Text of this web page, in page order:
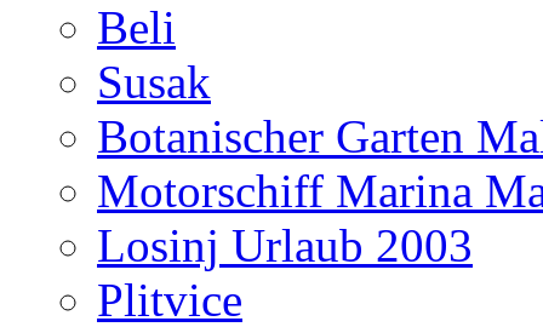
Beli
Susak
Botanischer Garten
Motorschiff Marina
Losinj Urlaub 2003
Plitvice